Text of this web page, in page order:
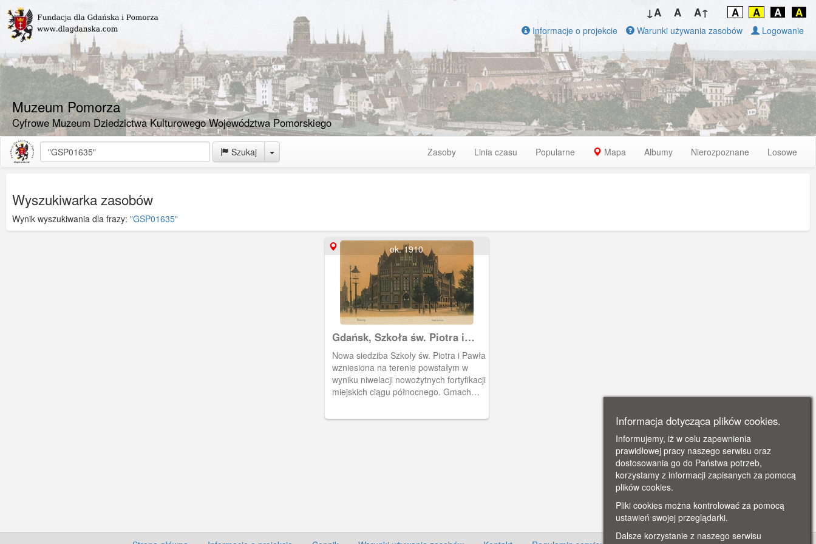
Muzeum Pomorza
Cyfrowe Muzeum Dziedzictwa Kulturowego Województwa Pomorskiego
↓A A A↑ A A A A
Informacje o projekcie Warunki używania zasobów Logowanie
Szukaj Toggle Dropdown Zasoby Linia czasu Popularne Mapa Albumy Nierozpoznane Losowe
Wyszukiwarka zasobów
Wynik wyszukiwania dla frazy: "GSP01635"
ok. 1910
Gdańsk, Szkoła św. Piotra i
Pawła, Danzig Petri - Schule
Nowa siedziba Szkoły św. Piotra i Pawła
wzniesiona na terenie powstałym w
wyniku niwelacji nowożytnych fortyfikacji
miejskich ciągu północnego. Gmach
Karla Kleefelda. Do tej pory szkoła
Informacja dotycząca plików cookies.
Informujemy, iż w celu zapewnienia
prawidłowej pracy naszego serwisu oraz
dostosowania go do Państwa potrzeb,
korzystamy z informacji zapisanych za pomocą
plików cookies.
Pliki cookies można kontrolować za pomocą
ustawień swojej przeglądarki.
Dalsze korzystanie z naszego serwisu